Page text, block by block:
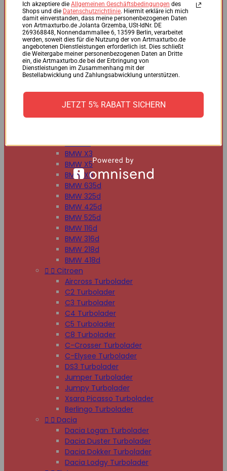
BMW 125d
BMW 220d
BMW 225d
BMW 318d
BMW 320d
BMW 330d
BMW 335d
BMW 518d
BMW 520d
BMW 530d
BMW X1
BMW X3
BMW X5
BMW X6
BMW 635d
BMW 325d
BMW 425d
BMW 525d
BMW 116d
BMW 316d
BMW 218d
BMW 418d
  Citroen
Aircross Turbolader
C2 Turbolader
C3 Turbolader
C4 Turbolader
C5 Turbolader
C8 Turbolader
C-Crosser Turbolader
C-Elysee Turbolader
DS3 Turbolader
Jumper Turbolader
Jumpy Turbolader
Xsara Picasso Turbolader
Berlingo Turbolader
  Dacia
Dacia Logan Turbolader
Dacia Duster Turbolader
Dacia Dokker Turbolader
Dacia Lodgy Turbolader
Ich akzeptiere die Allgemeinen Geschäftsbedingungen des
Shops und die Datenschutzrichtlinie. Hiermit erkläre ich mich
damit einverstanden, dass meine personenbezogenen Daten
von Artmaxturbo.de Jolanta Grzemba, USt-IdNr. DE
269368848, Nonnendammallee 6, 13599 Berlin, verarbeitet
werden, soweit dies für die Nutzung der von Artmaxturbo.de
angebotenen Dienstleistungen erforderlich ist. Dies schließt
die Weitergabe meiner personenbezogenen Daten an Dritte
ein, die Artmaxturbo.de bei der Erbringung von
Dienstleistungen im Zusammenhang mit der
Bestellabwicklung und Zahlungsabwicklung unterstützen.
JETZT 5% RABATT SICHERN